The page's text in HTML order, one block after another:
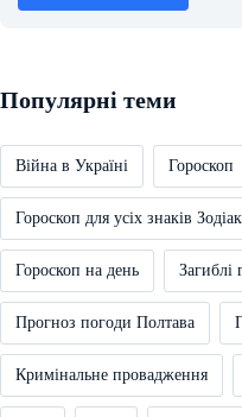
Популярні теми
Війна в Україні Гороскоп
Гороскоп для усіх знаків
Гороскоп на день Загиблі
Прогноз погоди Полтава
Кримінальне провадження